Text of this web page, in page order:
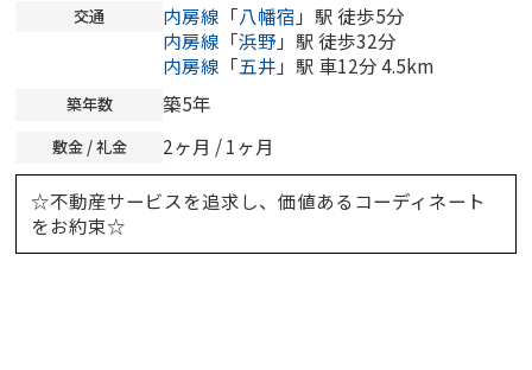
交通 内房線 「八幡宿 」駅 徒歩5分
内房線 「浜野 」駅 徒歩32分
内房線 「五井 」駅 車12分 4.5km
築年数 築5年
敷金 / 礼金 2ヶ月 / 1ヶ月
☆不動産サービスを追求し、価値あるコーディネート
をお約束☆